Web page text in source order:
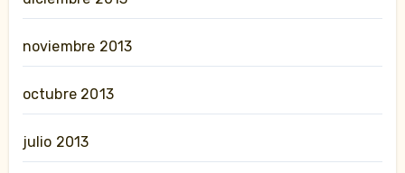
noviembre 2013
octubre 2013
julio 2013